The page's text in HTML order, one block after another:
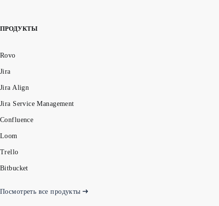
ПРОДУКТЫ
Rovo
Jira
Jira Align
Jira Service Management
Confluence
Loom
Trello
Bitbucket
Посмотреть все продукты